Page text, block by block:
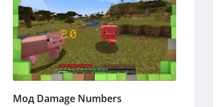
Мод Damage Numbers